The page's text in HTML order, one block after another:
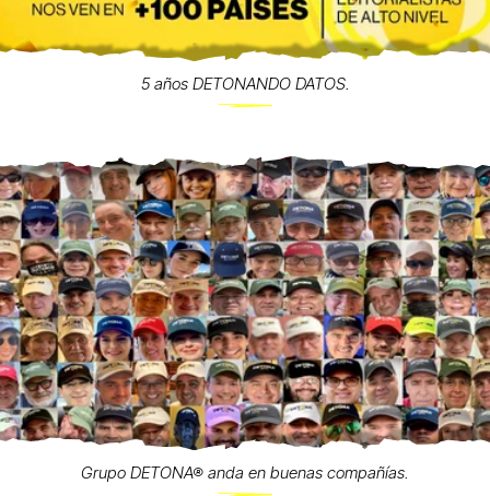
5 años DETONANDO DATOS.
Grupo DETONA® anda en buenas compañías.